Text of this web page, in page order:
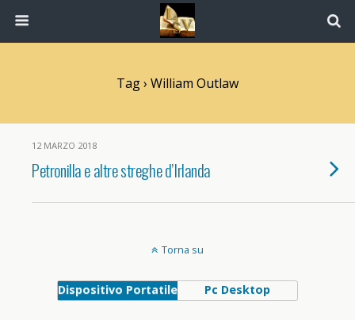
Tag › William Outlaw
12 MARZO 2018
Petronilla e altre streghe d’Irlanda
Torna su
Dispositivo Portatile Pc Desktop